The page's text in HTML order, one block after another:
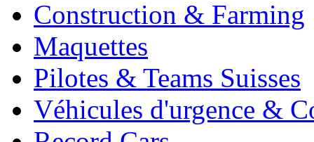
Construction & Farming
Maquettes
Pilotes & Teams Suisses
Véhicules d'urgence &